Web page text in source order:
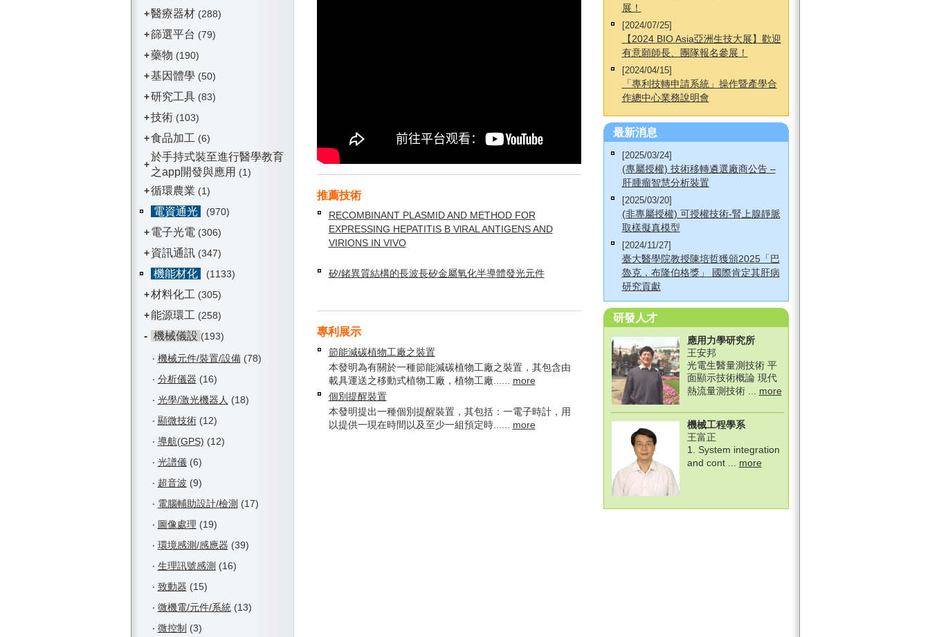
+醫療器材 (288)
+篩選平台 (79)
+藥物 (190)
+基因體學 (50)
+研究工具(83)
+技術(103)
+食品加工 (6)
+
於手持式裝至進行醫學教育
之app開發與應用 (1)
+循環農業 (1)
電資通光
(970)
+ 電子光電 (306)
+ 資訊通訊(347)
機能材化
(1133)
+材料化工 (305)
+能源環工 (258)
- 機械儀設 (193)
‧ 機械元件/裝置/設備(78)
‧ 分析儀器 (16)
‧ 光學/激光機器人 (18)
‧ 顯微技術(12)
‧ 導航(GPS) (12)
‧ 光譜儀(6)
‧ 超音波 (9)
‧ 電腦輔助設計/檢測 (17)
‧ 圖像處理 (19)
‧ 環境感測/感應器 (39)
‧ 生理訊號感測 (16)
‧ 致動器 (15)
‧ 微機電/元件/系統(13)
‧ 微控制 (3)
推薦技術
RECOMBINANT PLASMID AND METHOD FOR
EXPRESSING HEPATITIS B VlRAL ANTIGENS AND
VIRIONS IN VIVO
矽/鍺異質結構的長波長矽金屬氧化半導體發光元件
專利展示
節能減碳植物工廠之裝置
本發明為有關於一種節能減碳植物工廠之裝置，其包含由
載具運送之移動式植物工廠，植物工廠...... more
個別提醒裝置
本發明提出一種個別提醒裝置，其包括：一電子時計，用
以提供一現在時間以及至少一組預定時...... more
展！
[2024/07/25]
【2024 BIO Asia亞洲生技大展】歡迎
有意願師長、團隊報名參展！
[2024/04/15]
「專利技轉申請系統」操作暨產學合
作總中心業務說明會
最新消息
[2025/03/24]
(專屬授權) 技術移轉遴選廠商公告 –
肝腫瘤智慧分析裝置
[2025/03/20]
(非專屬授權) 可授權技術-腎上腺靜脈
取樣擬真模型
[2024/11/27]
臺大醫學院教授陳培哲獲頒2025「巴
魯克．布隆伯格獎」 國際肯定其肝病
研究貢獻
研發人才
應用力學研究所
王安邦
光電生醫量測技術 平
面顯示技術概論 現代
熱流量測技術 ... more
機械工程學系
王富正
1. System integration
and cont ... more